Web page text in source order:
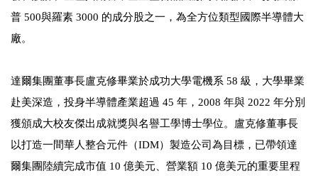
普 500與羅素 3000 的成分股之一，為全方位類型國際半導體大
廠。
達爾集團董事長盧克修畢業於成功大學電機系 58 級，大學畢業
赴美深造，投身半導體產業超過 45 年，2008 年與 2022 年分別
獲頒成大校友傑出成就獎與名譽工學博士學位。盧克修董事長
以打造一間華人整合元件（IDM）製造公司為目標，已帶領達
爾集團陸續完成市值 10 億美元、營業額 10 億美元的重要里程